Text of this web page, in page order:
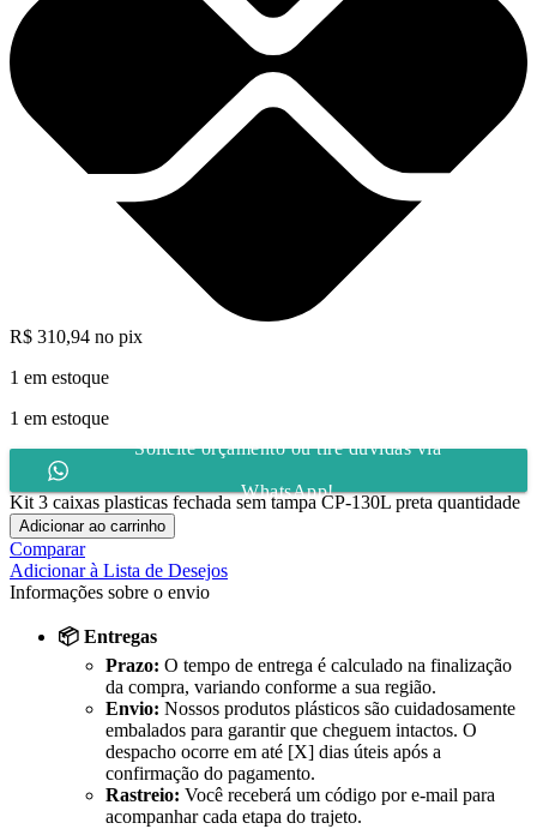
R$ 310,94 no pix
1 em estoque
1 em estoque
Solicite orçamento ou tire dúvidas via
WhatsApp!
Kit 3 caixas plasticas fechada sem tampa CP-130L preta quantidade
Adicionar ao carrinho
Comparar
Adicionar à Lista de Desejos
Informações sobre o envio
📦 Entregas
Prazo: O tempo de entrega é calculado na finalização
da compra, variando conforme a sua região.
Envio: Nossos produtos plásticos são cuidadosamente
embalados para garantir que cheguem intactos. O
despacho ocorre em até [X] dias úteis após a
confirmação do pagamento.
Rastreio: Você receberá um código por e-mail para
acompanhar cada etapa do trajeto.